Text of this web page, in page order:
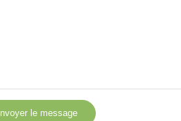
le message